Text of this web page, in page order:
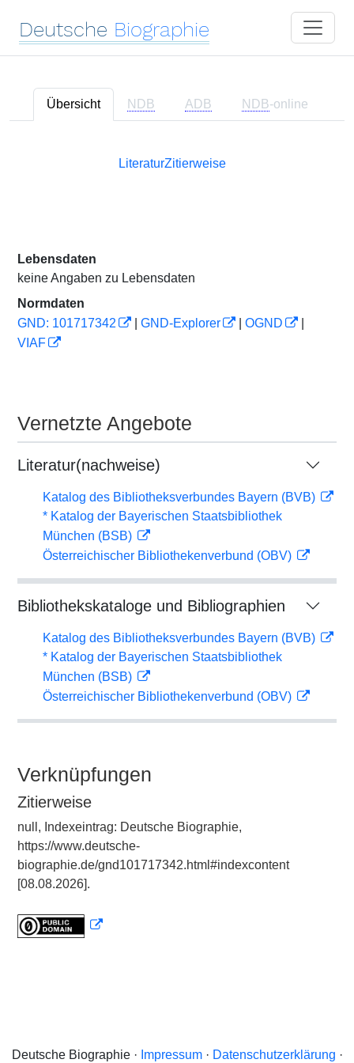
Deutsche Biographie
Übersicht NDB ADB NDB-online
LiteraturZitierweise
Lebensdaten
keine Angaben zu Lebensdaten
Normdaten
GND: 101717342
GND-Explorer OGND
VIAF
Vernetzte Angebote
Literatur(nachweise)
Katalog des Bibliotheksverbundes Bayern (BVB)
* Katalog der Bayerischen Staatsbibliothek
München (BSB)
Österreichischer Bibliothekenverbund (OBV)
Bibliothekskataloge und Bibliographien
Katalog des Bibliotheksverbundes Bayern (BVB)
* Katalog der Bayerischen Staatsbibliothek
München (BSB)
Österreichischer Bibliothekenverbund (OBV)
Verknüpfungen
Zitierweise
null, Indexeintrag: Deutsche Biographie,
https://www.deutsche-
biographie.de/gnd101717342.html#indexcontent
[08.08.2026].
Deutsche Biographie · Impressum· Datenschutzerklärung ·